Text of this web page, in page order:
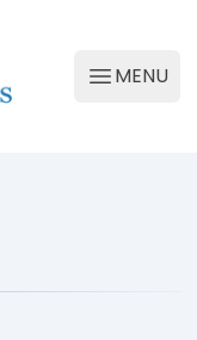
Abrir
MENU